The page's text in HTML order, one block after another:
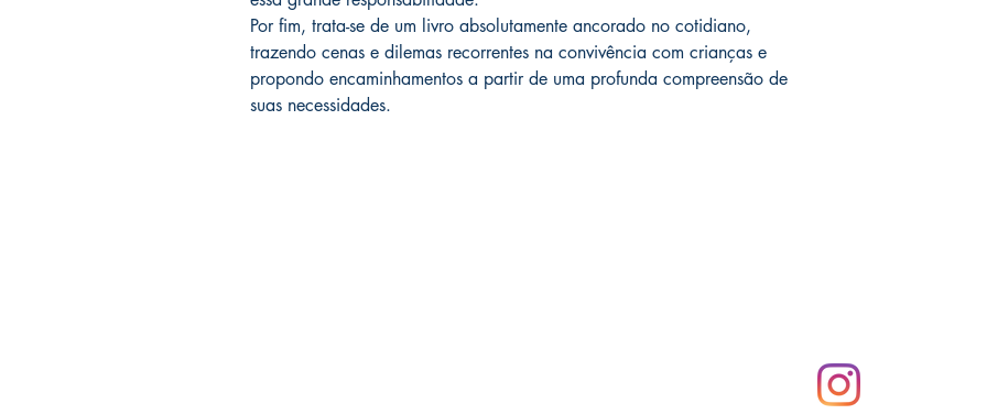
Por fim, trata-se de um livro absolutamente ancorado no cotidiano,
trazendo cenas e dilemas recorrentes na convivência com crianças e
propondo encaminhamentos a partir de uma profunda compreensão de
suas necessidades.